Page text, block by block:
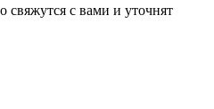
свяжутся с вами и уточнят